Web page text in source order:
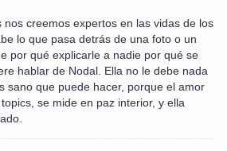
nos creemos expertos en las vidas de los
lo que pasa detrás de una foto o un
por qué explicarle a nadie por qué se
hablar de Nodal. Ella no le debe nada
sano que puede hacer, porque el amor
se mide en paz interior, y ella